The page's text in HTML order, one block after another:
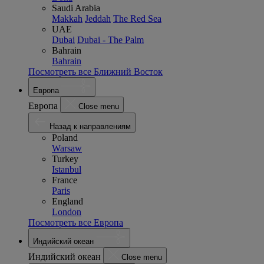
Saudi Arabia
Makkah Jeddah The Red Sea
UAE
Dubai Dubai - The Palm
Bahrain
Bahrain
Посмотреть все Ближний Восток
Европа
Европа Close menu
Назад к направлениям
Poland
Warsaw
Turkey
Istanbul
France
Paris
England
London
Посмотреть все Европа
Индийский океан
Индийский океан Close menu